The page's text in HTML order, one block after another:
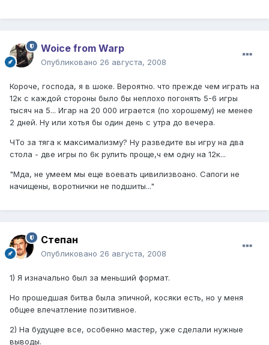
Woice from Warp
Опубликовано 26 августа, 2008
Короче, господа, я в шоке. Вероятно. что прежде чем играть на
12к с каждой стороны было бы неплохо погонять 5-6 игры
тысяч на 5... Игар на 20 000 играется (по хорошему) не менее
2 дней. Ну или хотья бы один день с утра до вечера.
ЧТо за тяга к максимализму? Ну разведите вы игру на два
стола - две игры по 6к рулить проще,ч ем одну на 12к...
"Мда, не умеем мы еще воевать цивилизвоано. Сапоги не
начищены, воротнички не подшиты..."
Степан
Опубликовано 26 августа, 2008
1) Я изначально был за меньший формат.
Но прошедшая битва была эпичной, косяки есть, но у меня
общее впечатление позитивное.
2) На будущее все, особенно мастер, уже сделали нужные
выводы.